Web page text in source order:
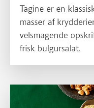
Tagine er en
masser af
velsmagende
frisk bulgursalat.
Læs mere om Bao med